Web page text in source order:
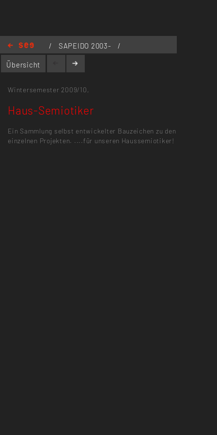
/ SAPEIDO 2003-
/
Haus-Semiotiker
Übersicht
Wintersemester 2009/10,
Haus-Semiotiker
Ein Sammlung selbst entwickelter Bauzeichen zu den
einzelnen Projekten. ....für unseren Haussemiotiker!